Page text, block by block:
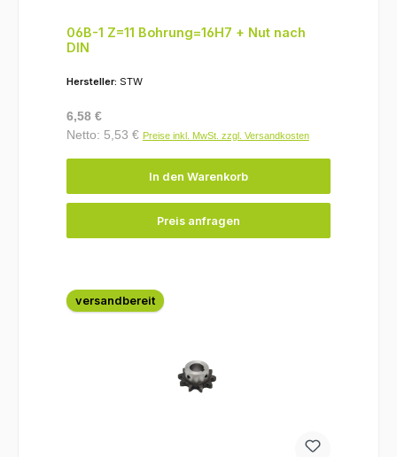
06B-1 Z=11 Bohrung=16H7 + Nut nach
DIN
Hersteller: STW
Regulärer Preis:
6,58 €
Netto: 5,53 € Preise inkl. MwSt. zzgl. Versandkosten
In den Warenkorb
Preis anfragen
versandbereit